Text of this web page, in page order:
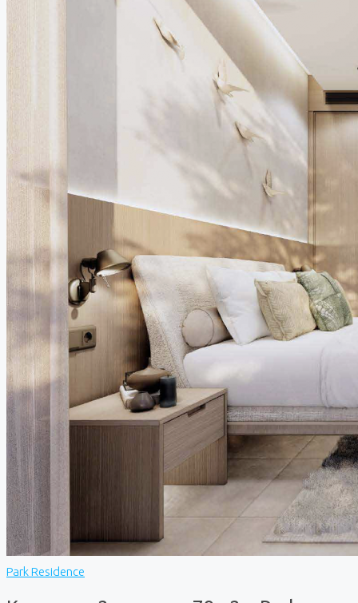
Park Residence